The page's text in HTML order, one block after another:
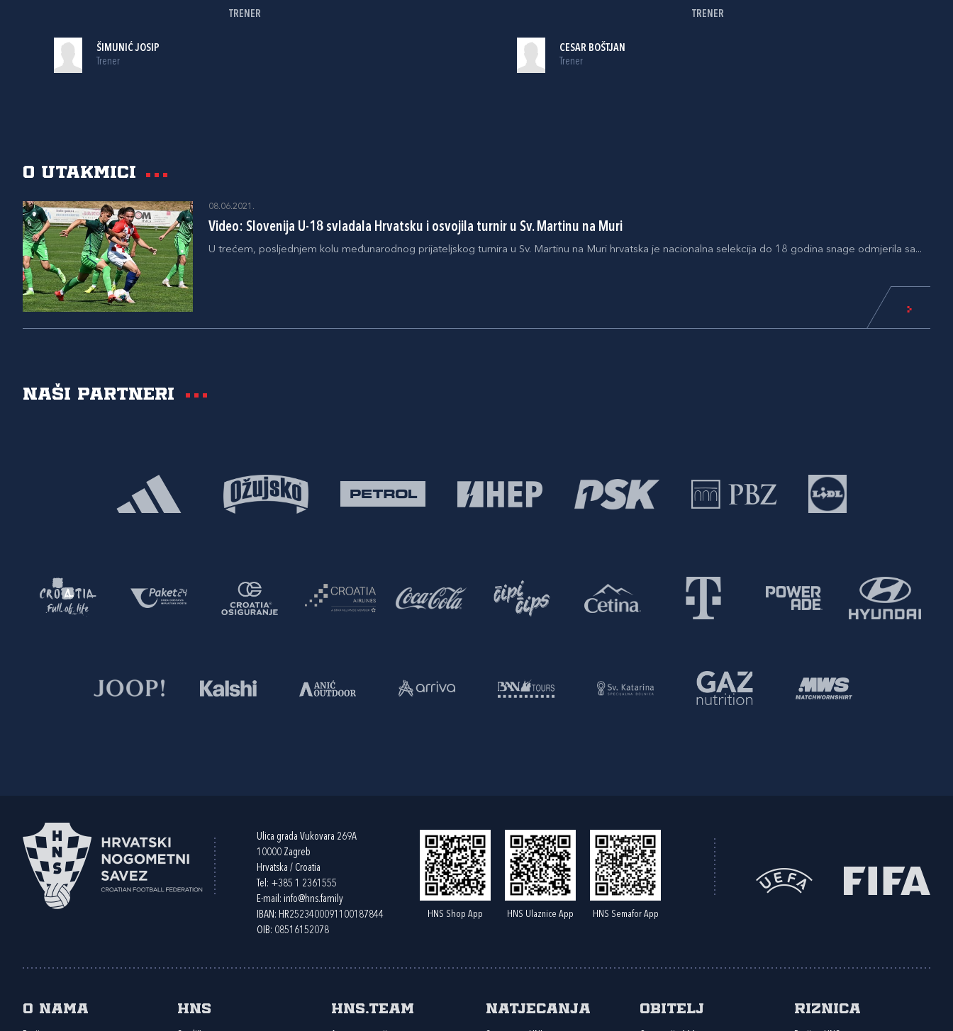
TRENER
ŠIMUNIĆ JOSIP
Trener
TRENER
CESAR BOŠTJAN
Trener
O utakmici
08.06.2021.
Video: Slovenija U-18 svladala Hrvatsku i osvojila turnir u Sv. Martinu na Muri
U trećem, posljednjem kolu međunarodnog prijateljskog turnira u Sv. Martinu na Muri hrvatska je nacionalna selekcija do 18 godina snage odmjerila sa...
Naši partneri
Ulica grada Vukovara 269A
10000 Zagreb
Hrvatska / Croatia
Tel: +385 1 2361555
E-mail: info@hns.family
IBAN: HR2523400091100187844
OIB: 08516152078
HNS Shop App HNS Ulaznice App HNS Semafor App
O nama HNS HNS.team Natjecanja Obitelj Riznica